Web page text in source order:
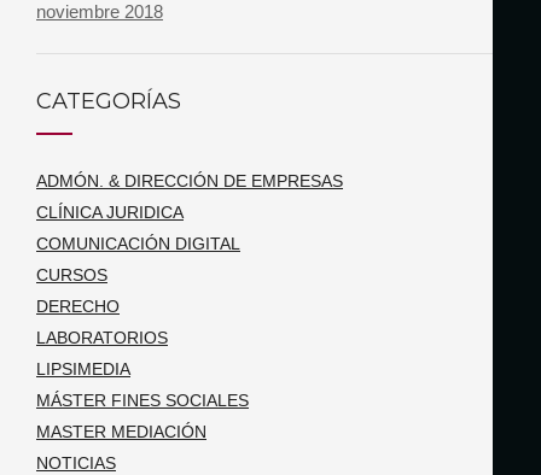
noviembre 2018
CATEGORÍAS
ADMÓN. & DIRECCIÓN DE EMPRESAS
CLÍNICA JURIDICA
COMUNICACIÓN DIGITAL
CURSOS
DERECHO
LABORATORIOS
LIPSIMEDIA
MÁSTER FINES SOCIALES
MASTER MEDIACIÓN
NOTICIAS